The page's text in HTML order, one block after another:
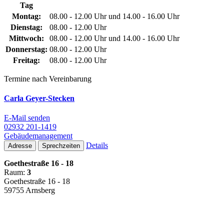
Tag
Montag:
08.00 - 12.00 Uhr und 14.00 - 16.00 Uhr
Dienstag:
08.00 - 12.00 Uhr
Mittwoch:
08.00 - 12.00 Uhr und 14.00 - 16.00 Uhr
Donnerstag: 08.00 - 12.00 Uhr
Freitag:
08.00 - 12.00 Uhr
Termine nach Vereinbarung
Carla Geyer-Stecken
E-Mail senden
02932 201-1419
Gebäudemanagement
Adresse Sprechzeiten Details
Goethestraße 16 - 18
Raum: 3
Goethestraße 16 - 18
59755 Arnsberg